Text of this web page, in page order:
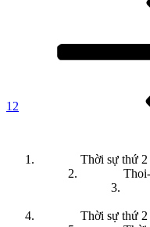
12
Thời sự thứ
Thời sự thứ